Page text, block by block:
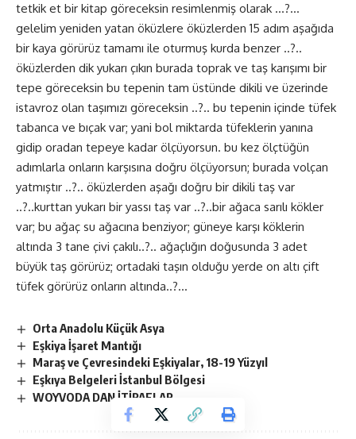
tetkik et bir kitap göreceksin resimlenmiş olarak …?…
gelelim yeniden yatan öküzlere öküzlerden 15 adım aşağıda
bir kaya görürüz tamamı ile oturmuş kurda benzer ..?..
öküzlerden dik yukarı çıkın burada toprak ve taş karışımı bir
tepe göreceksin bu tepenin tam üstünde dikili ve üzerinde
istavroz olan taşımızı göreceksin ..?.. bu tepenin içinde tüfek
tabanca ve bıçak var; yani bol miktarda tüfeklerin yanına
gidip oradan tepeye kadar ölçüyorsun. bu kez ölçtüğün
adımlarla onların karşısına doğru ölçüyorsun; burada volçan
yatmıştır ..?.. öküzlerden aşağı doğru bir dikili taş var
..?..kurttan yukarı bir yassı taş var ..?..bir ağaca sarılı kökler
var; bu ağaç su ağacına benziyor; güneye karşı köklerin
altında 3 tane çivi çakılı..?.. ağaçlığın doğusunda 3 adet
büyük taş görürüz; ortadaki taşın olduğu yerde on altı çift
tüfek görürüz onların altında..?…
Orta Anadolu Küçük Asya
Eşkiya İşaret Mantığı
Maraş ve Çevresindeki Eşkiyalar, 18-19 Yüzyıl
Eşkıya Belgeleri İstanbul Bölgesi
WOYVODA DAN İTİRAFLAR